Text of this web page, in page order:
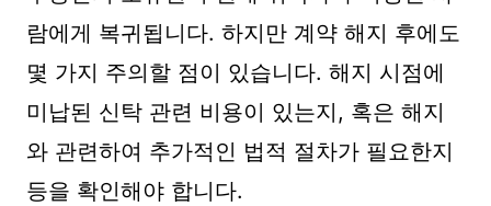
람에게 복귀됩니다. 하지만 계약 해지 후에도
몇 가지 주의할 점이 있습니다. 해지 시점에
미납된 신탁 관련 비용이 있는지, 혹은 해지
와 관련하여 추가적인 법적 절차가 필요한지
등을 확인해야 합니다.